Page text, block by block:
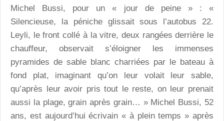
Michel Bussi, pour un « jour de peine » : «
Silencieuse, la péniche glissait sous l’autobus 22.
Leyli, le front collé à la vitre, deux rangées derrière le
chauffeur, observait s’éloigner les immenses
pyramides de sable blanc charriées par le bateau à
fond plat, imaginant qu’on leur volait leur sable,
qu’après leur avoir pris tout le reste, on leur prenait
aussi la plage, grain après grain… » Michel Bussi, 52
ans, est aujourd’hui écrivain « à plein temps » après